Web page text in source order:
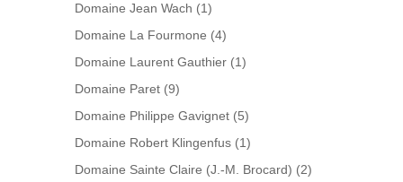
Domaine Jean Wach (1)
Domaine La Fourmone (4)
Domaine Laurent Gauthier (1)
Domaine Paret (9)
Domaine Philippe Gavignet (5)
Domaine Robert Klingenfus (1)
Domaine Sainte Claire (J.-M. Brocard) (2)